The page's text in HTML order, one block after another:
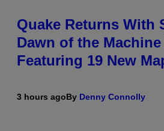
Quake Returns With
Dawn of the
Featuring 19 New
3 hours agoBy Denny Connolly